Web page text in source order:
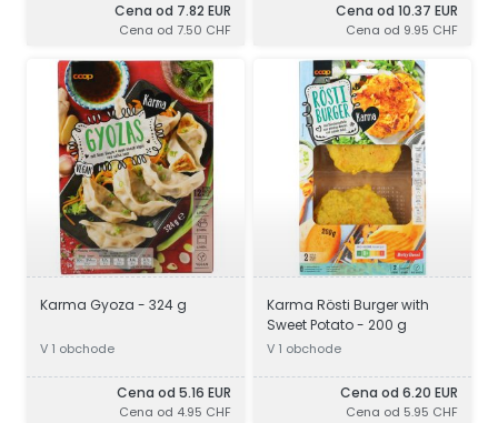
Cena od 7.82 EUR
Cena od 7.50 CHF
Cena od 10.37 EUR
Cena od 9.95 CHF
Karma Gyoza - 324 g
V 1 obchode
Cena od 5.16 EUR
Cena od 4.95 CHF
Karma Rösti Burger with
Sweet Potato - 200 g
V 1 obchode
Cena od 6.20 EUR
Cena od 5.95 CHF